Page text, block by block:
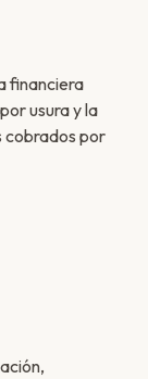
financiera
usura y la
cobrados por